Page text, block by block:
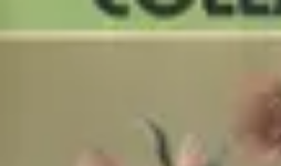
Serrurier Rapide Paris
Choix du serrurierConseils et Astuces
Serrurier Rapide Paris